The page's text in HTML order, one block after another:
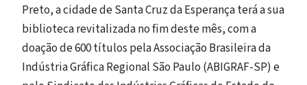
Preto, a cidade de Santa Cruz da Esperança terá a sua
biblioteca revitalizada no fim deste mês, com a
doação de 600 títulos pela Associação Brasileira da
Indústria Gráfica Regional São Paulo (ABIGRAF-SP) e